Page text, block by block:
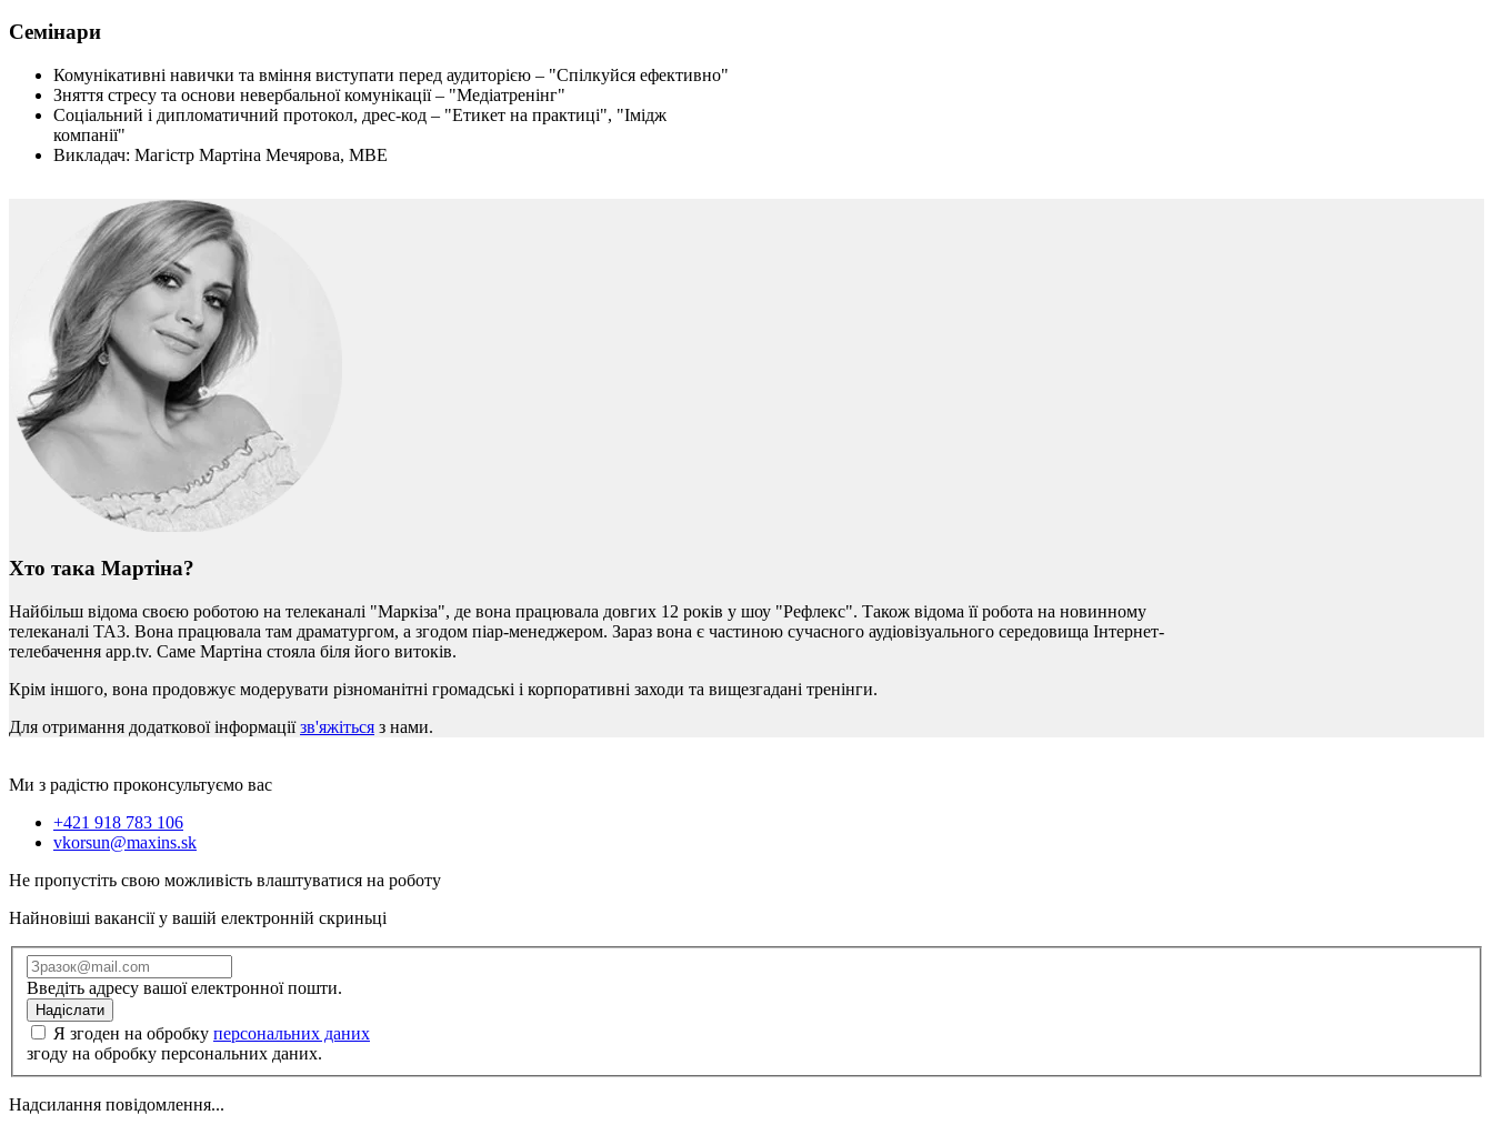
Семінари
Комунікативні навички та вміння виступати перед аудиторією – "Спілкуйся ефективно"
Зняття стресу та основи невербальної комунікації – "Медіатренінг"
Соціальний і дипломатичний протокол, дрес-код – "Етикет на практиці", "Імідж
компанії"
Викладач: Магістр Мартіна Мечярова, МВЕ
Хто така Мартіна?
Найбільш відома своєю роботою на телеканалі "Маркіза", де вона працювала довгих 12 років у шоу "Рефлекс". Також відома її робота на новинному
телеканалі TA3. Вона працювала там драматургом, а згодом піар-менеджером. Зараз вона є частиною сучасного аудіовізуального середовища Інтернет-
телебачення app.tv. Саме Мартіна стояла біля його витоків.
Крім іншого, вона продовжує модерувати різноманітні громадські і корпоративні заходи та вищезгадані тренінги.
Для отримання додаткової інформаціїзв'яжіться з нами.
Ми з радістю проконсультуємо вас
+421 918 783 106
vkorsun@maxins.sk
Не пропустіть свою можливість влаштуватися на роботу
Найновіші вакансії у вашій електронній скриньці
Введіть адресу вашої електронної пошти.
Надіслати
Я згоден на обробку персональних даних
згоду на обробку персональних даних.
Надсилання повідомлення...